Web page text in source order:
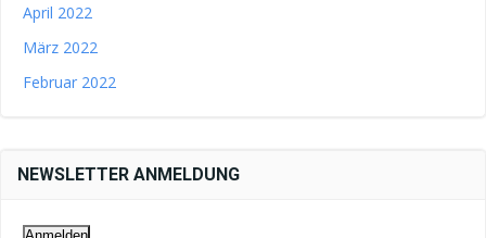
April 2022
März 2022
Februar 2022
NEWSLETTER ANMELDUNG